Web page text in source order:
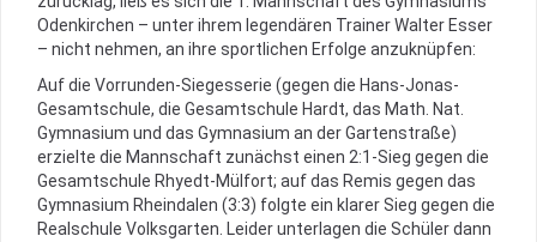
Odenkirchen – unter ihrem legendären Trainer Walter Esser
– nicht nehmen, an ihre sportlichen Erfolge anzuknüpfen:
Auf die Vorrunden-Siegesserie (gegen die Hans-Jonas-
Gesamtschule, die Gesamtschule Hardt, das Math. Nat.
Gymnasium und das Gymnasium an der Gartenstraße)
erzielte die Mannschaft zunächst einen 2:1-Sieg gegen die
Gesamtschule Rhyedt-Mülfort; auf das Remis gegen das
Gymnasium Rheindalen (3:3) folgte ein klarer Sieg gegen die
Realschule Volksgarten. Leider unterlagen die Schüler dann